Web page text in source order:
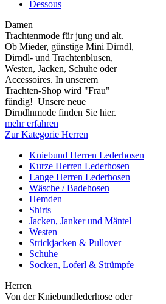
Dessous
Damen
Trachtenmode für jung und alt.
Ob Mieder, günstige Mini Dirndl,
Dirndl- und Trachtenblusen,
Westen, Jacken, Schuhe oder
Accessoires. In unserem
Trachten-Shop wird "Frau"
fündig! Unsere neue
Dirndlnmode finden Sie hier.
mehr erfahren
Zur Kategorie Herren
Kniebund Herren Lederhosen
Kurze Herren Lederhosen
Lange Herren Lederhosen
Wäsche / Badehosen
Hemden
Shirts
Jacken, Janker und Mäntel
Westen
Strickjacken & Pullover
Schuhe
Socken, Loferl & Strümpfe
Herren
Von der Kniebundlederhose oder